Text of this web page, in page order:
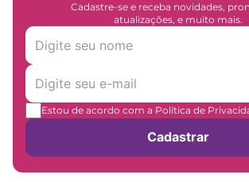
Cadastre-se e receba novidades,
atualizações, e muito mais.
Estou de acordo com a Política de
Cadastrar